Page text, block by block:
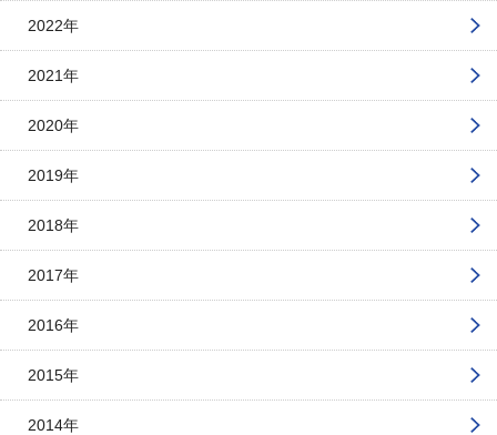
2022年
2021年
2020年
2019年
2018年
2017年
2016年
2015年
2014年